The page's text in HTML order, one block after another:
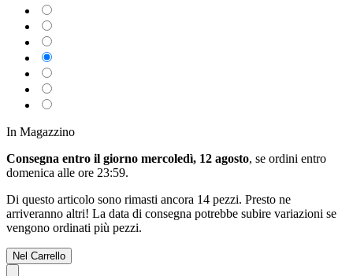
In Magazzino
Consegna entro il giorno mercoledì, 12 agosto, se ordini entro
domenica alle ore 23:59.
Di questo articolo sono rimasti ancora 14 pezzi. Presto ne
arriveranno altri! La data di consegna potrebbe subire variazioni se
vengono ordinati più pezzi.
Nel Carrello